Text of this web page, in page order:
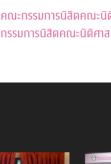
คณะกรรมการนิสิตคณะ
กรรมการนิสิตคณะนิติศา